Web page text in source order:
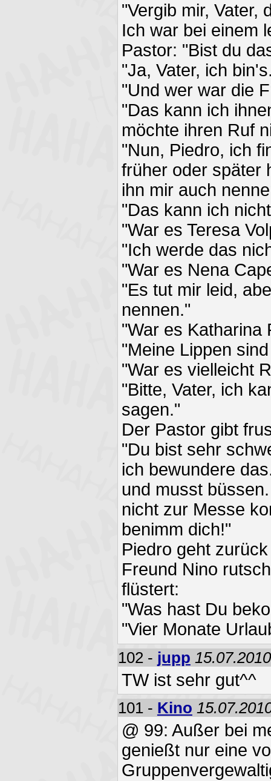
"Vergib mir, Vater,
Ich war bei einem
Pastor: "Bist du
"Ja, Vater, ich
"Und wer war die
"Das kann ich
möchte ihren Ruf
"Nun, Piedro, ich
früher oder später
ihn mir auch
"Das kann ich
"War es Teresa
"Ich werde das
"War es Nena
"Es tut mir leid,
nennen."
"War es Katharina
"Meine Lippen
"War es vielleicht
"Bitte, Vater, ich
sagen."
Der Pastor gibt
"Du bist sehr
ich bewundere
und musst
nicht zur Messe
benimm dich!"
Piedro geht
Freund Nino
flüstert:
"Was hast Du
"Vier Monate
102 - jupp
TW ist sehr gut^^
101 - Kino
@ 99: Außer bei
genießt nur eine